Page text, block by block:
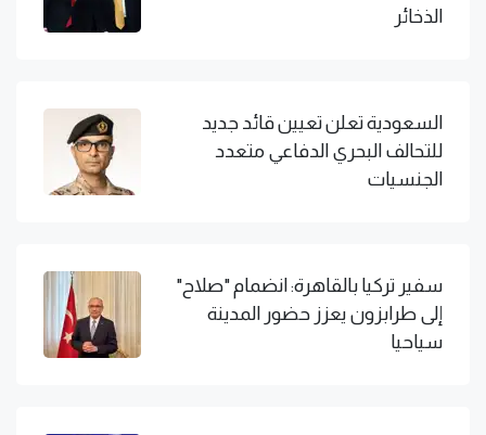
الذخائر
السعودية تعلن تعيين قائد جديد
للتحالف البحري الدفاعي متعدد
الجنسيات
سفير تركيا بالقاهرة: انضمام "صلاح"
إلى طرابزون يعزز حضور المدينة
سياحيا